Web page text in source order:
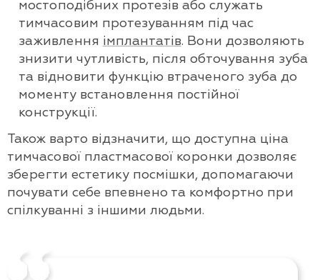
мостоподібних протезів або служать
тимчасовим протезуванням під час
заживлення імплантатів. Вони дозволяють
знизити чутливість, після обточування зуба
та відновити функцію втраченого зуба до
моменту встановлення постійної
конструкції.
Також варто відзначити, що доступна ціна
тимчасової пластмасової коронки дозволяє
зберегти естетику посмішки, допомагаючи
почувати себе впевнено та комфортно при
спілкуванні з іншими людьми.